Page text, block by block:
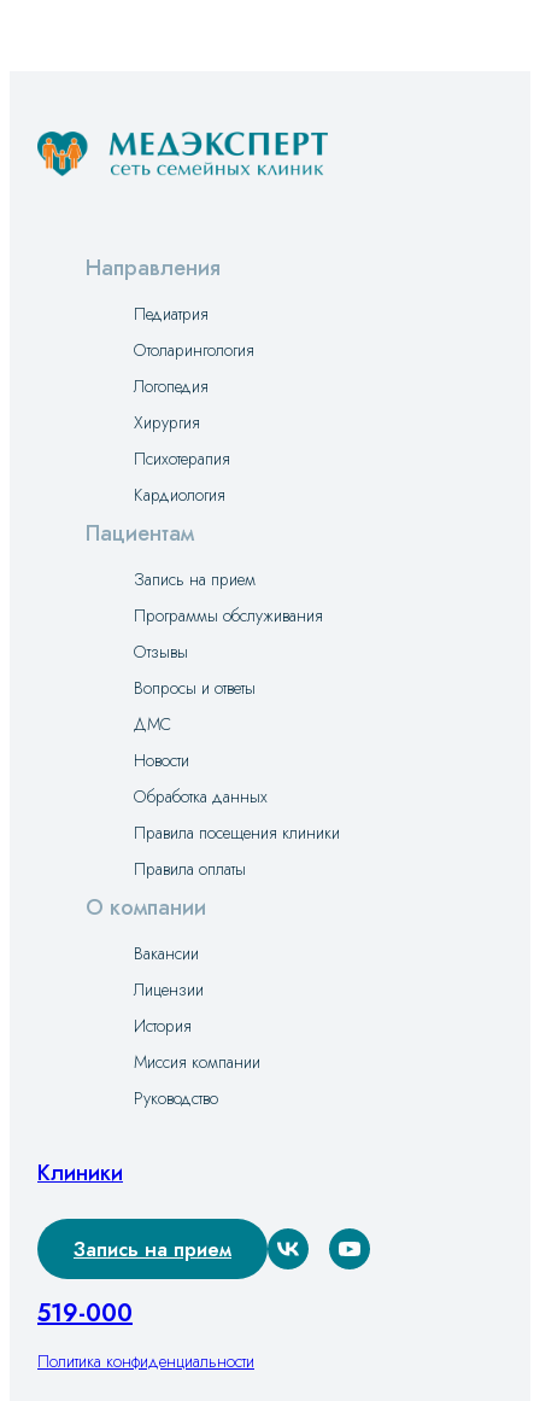
Направления
Педиатрия
Отоларингология
Логопедия
Хирургия
Психотерапия
Кардиология
Пациентам
Запись на прием
Программы обслуживания
Отзывы
Вопросы и ответы
ДМС
Новости
Обработка данных
Правила посещения клиники
Правила оплаты
О компании
Вакансии
Лицензии
История
Миссия компании
Руководство
Клиники
Запись на прием
519-000
Политика конфиденциальности